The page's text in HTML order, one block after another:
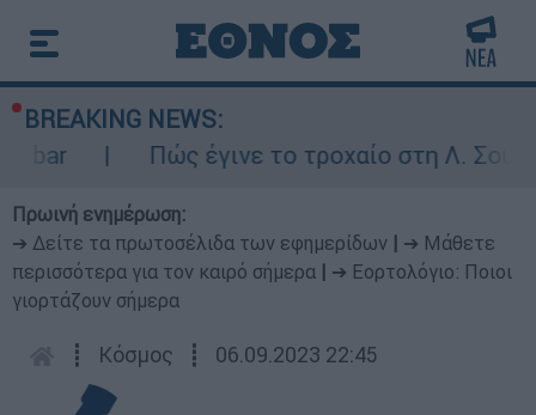
BREAKING NEWS:
bar
Πώς έγινε το τροχαίο στη Λ.
Πρωινή ενημέρωση:
➔ Δείτε τα πρωτοσέλιδα των εφημερίδων
➔ Μάθετε
περισσότερα για τον καιρό σήμερα
➔ Εορτολόγιο: Ποιοι
γιορτάζουν σήμερα
┋ Κόσμος ┋ 06.09.2023 22:45